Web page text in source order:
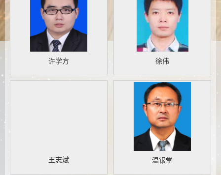
许学方 徐伟
王志斌 温银堂